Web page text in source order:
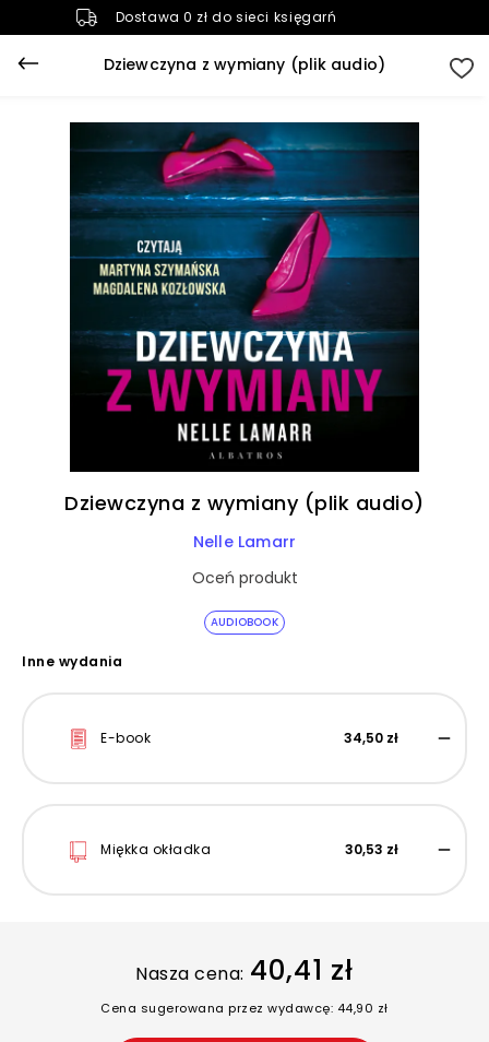
Dostawa 0 zł do sieci księgarń
Dziewczyna z wymiany (plik audio)
AUDIOBOOK
Dziewczyna z wymiany (plik audio)
Nelle Lamarr
Oceń produkt
Inne wydania
E-book 34,50 zł
Miękka okładka 30,53 zł
Nasza cena: 40,41 zł
Cena sugerowana przez wydawcę: 44,90 zł